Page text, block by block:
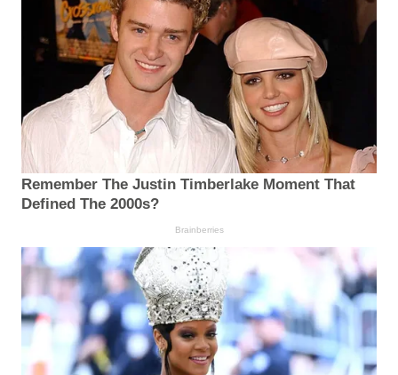
Remember The Justin Timberlake Moment That
Defined The 2000s?
Brainberries